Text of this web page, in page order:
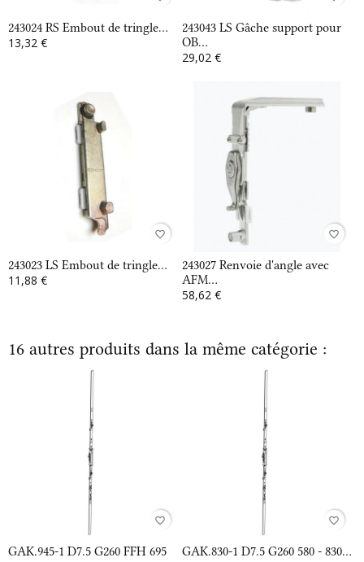
243024 RS Embout de tringle...
13,32 €
243043 LS Gâche support pour
OB...
29,02 €
favorite_border
243023 LS Embout de tringle...
11,88 €
favorite_border
243027 Renvoie d'angle avec
AFM...
58,62 €
16 autres produits dans la même catégorie :
favorite_border
GAK.945-1 D7.5 G260 FFH 695
favorite_border
GAK.830-1 D7.5 G260 580 - 830...